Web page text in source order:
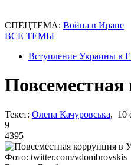
СПЕЦТЕМА: Война в Иране
ВСЕ ТЕМЫ
Вступление Украины в
Текст: Олена Качуровська, 10
9
4395
Фото: twitter.com/vdombrovskis